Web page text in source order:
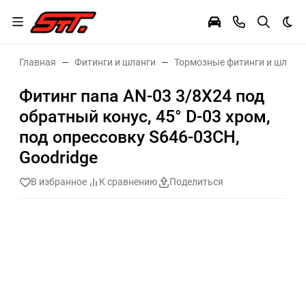
Главная Фитинги и шланги Тормозные фитинги и
Фитинг папа AN-03 3/8Х24 под
обратный конус, 45° D-03 хром,
под опрессовку S646-03CH,
Goodridge
В избранное К сравнению Поделиться